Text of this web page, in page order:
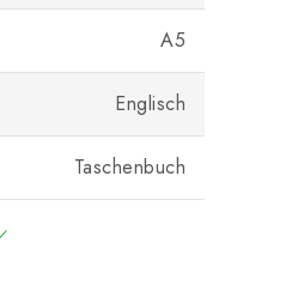
A5
Englisch
Taschenbuch